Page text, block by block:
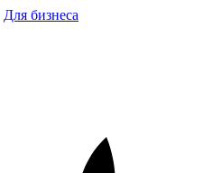
Для бизнеса